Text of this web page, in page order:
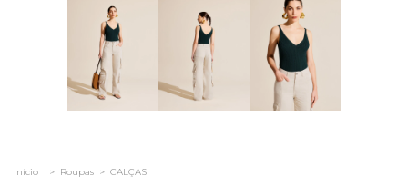
Início > Roupas > CALÇAS